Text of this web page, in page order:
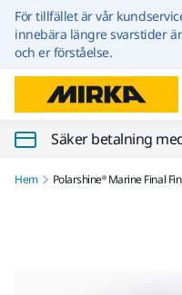
För tillfället är vår
innebära längre svarstider
och er förståelse.
Säker betalning
Hem Polarshine® Marine Final